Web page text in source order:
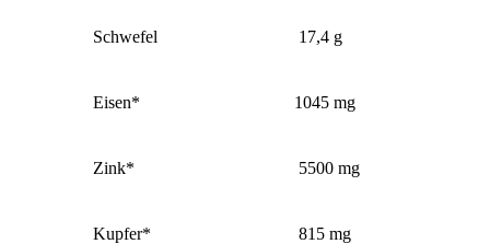
Schwefel 17,4 g
Eisen* 1045 mg
Zink* 5500 mg
Kupfer* 815 mg